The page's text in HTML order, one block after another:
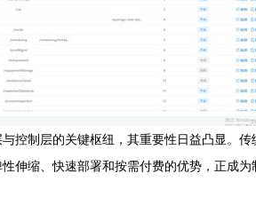
控制层的关键枢纽，其重要性日益凸显。
伸缩、快速部署和按需付费的优势，正成为